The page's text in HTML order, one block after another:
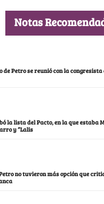
Notas
de Petro se reunió con la
la lista del Pacto, en la que estaba
y “Lalis
no tuvieron más opción que